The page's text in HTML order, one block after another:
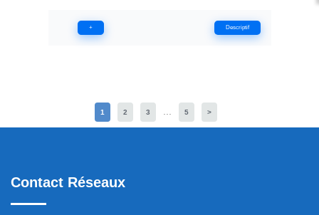
+ Descriptif
1 2 3 5 >
Contact Réseaux